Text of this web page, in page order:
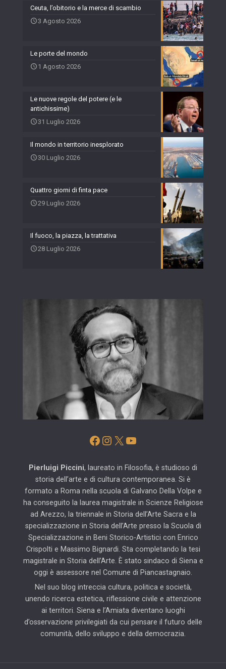
Ceuta, l’obitorio e la merce di scambio
3 Agosto 2026
Le porte del mondo
1 Agosto 2026
Le nuove regole del potere (e le
antichissime)
31 Luglio 2026
Il mondo in territorio inesplorato
30 Luglio 2026
Quattro giorni di finta pace
29 Luglio 2026
Il fuoco, la piazza, la trattativa
28 Luglio 2026
Facebook
Instagram
X YouTube
Pierluigi Piccini, laureato in Filosofia, è studioso di
storia dell’arte e di cultura contemporanea. Si è
formato a Roma nella scuola di Galvano Della Volpe e
ha conseguito la laurea magistrale in Scienze Religiose
ad Arezzo, la triennale in Storia dell’Arte Sacra e la
specializzazione in Storia dell’Arte presso la Scuola di
Specializzazione in Beni Storico-Artistici con Enrico
Crispolti e Massimo Bignardi. Sta completando la tesi
magistrale in Storia dell’Arte. È stato sindaco di Siena e
oggi è assessore nel Comune di Piancastagnaio.
Nel suo blog intreccia cultura, politica e società,
unendo ricerca estetica, riflessione civile e attenzione
ai territori. Siena e l’Amiata diventano luoghi
d’osservazione privilegiati da cui pensare il futuro delle
comunità, dello sviluppo e della democrazia.